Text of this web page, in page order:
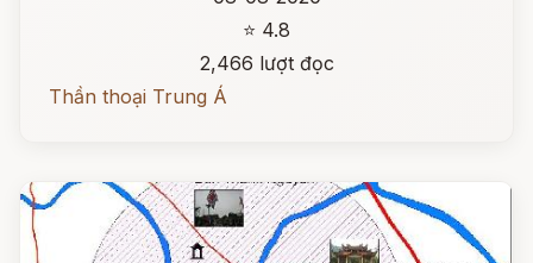
⭐ 4.8
2,466 lượt đọc
Thần thoại Trung Á